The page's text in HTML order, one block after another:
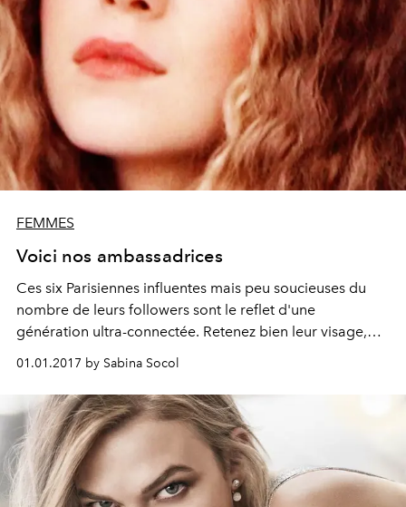
FEMMES
Voici nos ambassadrices
Ces six Parisiennes influentes mais peu soucieuses du
nombre de leurs followers sont le reflet d'une
génération ultra-connectée. Retenez bien leur visage,
nouvelle plateforme digitale, L'Officiel.com.
01.01.2017 by Sabina Socol